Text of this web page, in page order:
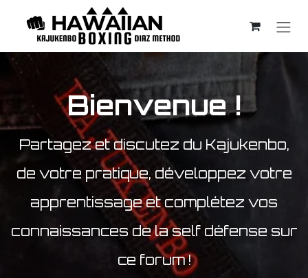
Se rendre au contenu
Bienvenue !
Partagez et discutez du Kajukenbo,
de votre pratique, développez votre
apprentissage et complétez vos
connaissances de la self défense sur
ce forum !